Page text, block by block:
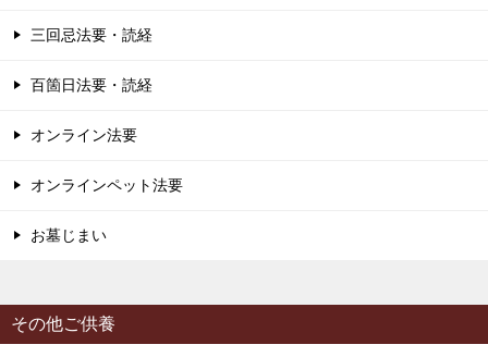
三回忌法要・読経
百箇日法要・読経
オンライン法要
オンラインペット法要
お墓じまい
その他ご供養